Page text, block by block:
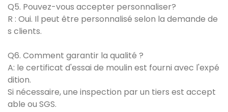
Q5. Pouvez-vous accepter personnaliser?
R : Oui. Il peut être personnalisé selon la demande de
s clients.
Q6. Comment garantir la qualité ?
A: le certificat d'essai de moulin est fourni avec l'expé
dition.
Si nécessaire, une inspection par un tiers est accept
able ou SGS.